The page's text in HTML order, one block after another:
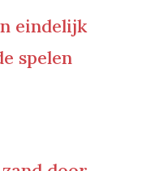
eindelijk
spelen